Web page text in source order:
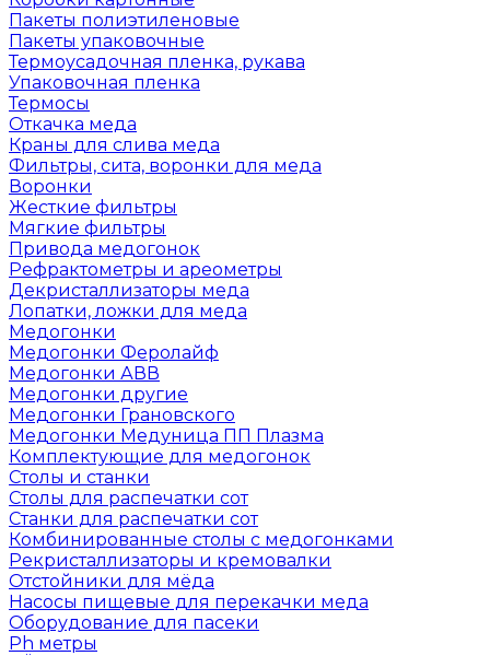
Пакеты полиэтиленовые
Пакеты упаковочные
Термоусадочная пленка, рукава
Упаковочная пленка
Термосы
Откачка меда
Краны для слива меда
Фильтры, сита, воронки для меда
Воронки
Жесткие фильтры
Мягкие фильтры
Привода медогонок
Рефрактометры и ареометры
Декристаллизаторы меда
Лопатки, ложки для меда
Медогонки
Медогонки Феролайф
Медогонки АВВ
Медогонки другие
Медогонки Грановского
Медогонки Медуница ПП Плазма
Комплектующие для медогонок
Столы и станки
Столы для распечатки сот
Станки для распечатки сот
Комбинированные столы с медогонками
Рекристаллизаторы и кремовалки
Отстойники для мёда
Насосы пищевые для перекачки меда
Оборудование для пасеки
Ph метры